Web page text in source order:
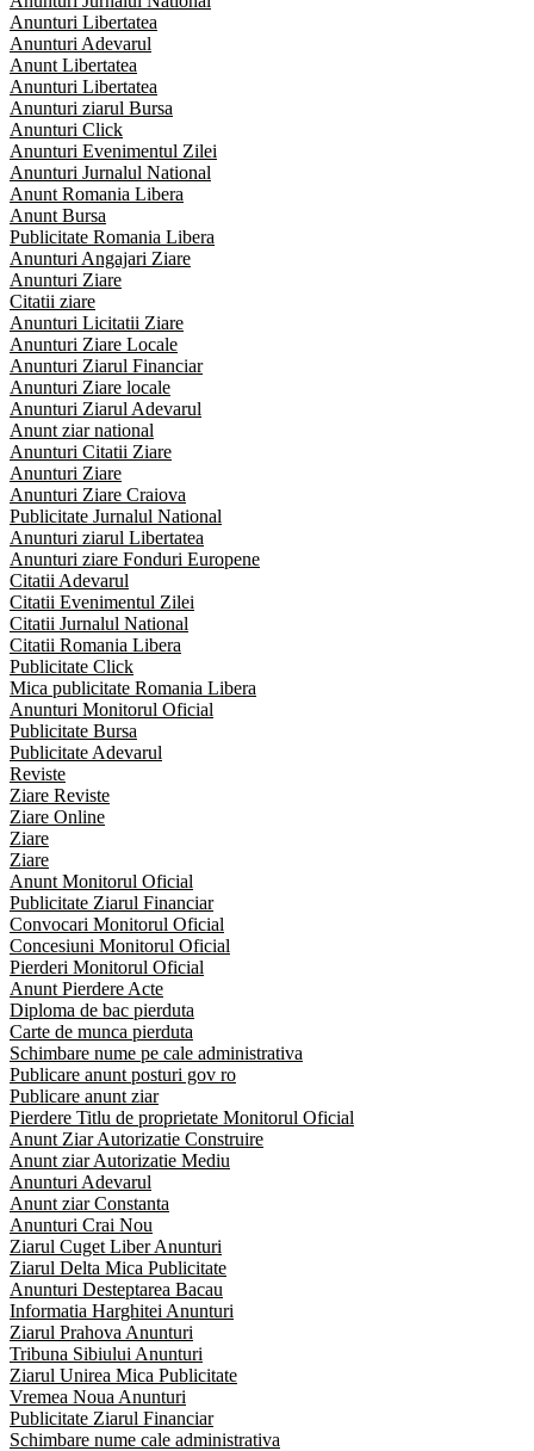
Anunturi Libertatea
Anunturi Adevarul
Anunt Libertatea
Anunturi Libertatea
Anunturi ziarul Bursa
Anunturi Click
Anunturi Evenimentul Zilei
Anunturi Jurnalul National
Anunt Romania Libera
Anunt Bursa
Publicitate Romania Libera
Anunturi Angajari Ziare
Anunturi Ziare
Citatii ziare
Anunturi Licitatii Ziare
Anunturi Ziare Locale
Anunturi Ziarul Financiar
Anunturi Ziare locale
Anunturi Ziarul Adevarul
Anunt ziar national
Anunturi Citatii Ziare
Anunturi Ziare
Anunturi Ziare Craiova
Publicitate Jurnalul National
Anunturi ziarul Libertatea
Anunturi ziare Fonduri Europene
Citatii Adevarul
Citatii Evenimentul Zilei
Citatii Jurnalul National
Citatii Romania Libera
Publicitate Click
Mica publicitate Romania Libera
Anunturi Monitorul Oficial
Publicitate Bursa
Publicitate Adevarul
Reviste
Ziare Reviste
Ziare Online
Ziare
Ziare
Anunt Monitorul Oficial
Publicitate Ziarul Financiar
Convocari Monitorul Oficial
Concesiuni Monitorul Oficial
Pierderi Monitorul Oficial
Anunt Pierdere Acte
Diploma de bac pierduta
Carte de munca pierduta
Schimbare nume pe cale administrativa
Publicare anunt posturi gov ro
Publicare anunt ziar
Pierdere Titlu de proprietate Monitorul Oficial
Anunt Ziar Autorizatie Construire
Anunt ziar Autorizatie Mediu
Anunturi Adevarul
Anunt ziar Constanta
Anunturi Crai Nou
Ziarul Cuget Liber Anunturi
Ziarul Delta Mica Publicitate
Anunturi Desteptarea Bacau
Informatia Harghitei Anunturi
Ziarul Prahova Anunturi
Tribuna Sibiului Anunturi
Ziarul Unirea Mica Publicitate
Vremea Noua Anunturi
Publicitate Ziarul Financiar
Schimbare nume cale administrativa